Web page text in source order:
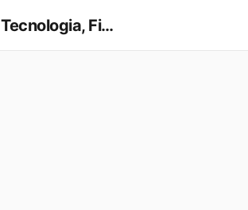
Dani Saints — Tecnologia, Finanças e Economia